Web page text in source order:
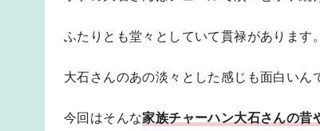
ふたりとも堂々としていて貫禄があります。
大石さんのあの淡々とした感じも面白いん
今回はそんな家族チャーハン大石さんの昔